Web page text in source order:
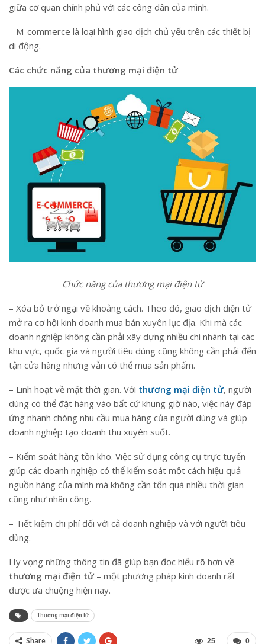
giữa cơ quan chính phủ với các công dân của mình.
– M-commerce là loại hình giao dịch chủ yếu trên các thiết bị
di động.
Các chức năng của thương mại điện tử
Chức năng của thương mại điện tử
– Xóa bỏ trở ngại về khoảng cách. Theo đó, giao dịch điện tử
mở ra cơ hội kinh doanh mua bán xuyên lục địa. Khi mà các
doanh nghiệp không cần phải xây dựng nhiều chi nhánh tại các
khu vực, quốc gia và người tiêu dùng cũng không cần phải đến
tận cửa hàng nhưng vẫn có thể mua sản phẩm.
– Linh hoạt về mặt thời gian. Với thương mại điện tử, người
dùng có thể đặt hàng vào bất cứ khung giờ nào, việc này đáp
ứng nhanh chóng nhu cầu mua hàng của người dùng và giúp
doanh nghiệp tạo doanh thu xuyên suốt.
– Kiểm soát hàng tồn kho. Việc sử dụng công cụ trực tuyến
giúp các doanh nghiệp có thể kiểm soát một cách hiệu quả
nguồn hàng của mình mà không cần tốn quá nhiều thời gian
cũng như nhân công.
– Tiết kiệm chi phí đối với cả doanh nghiệp và với người tiêu
dùng.
Hy vọng những thông tin đã giúp bạn đọc hiểu rõ hơn về
thương mại điện tử – một phương pháp kinh doanh rất
được ưa chuộng hiện nay.
Thương mại điện tử
Share 0
25